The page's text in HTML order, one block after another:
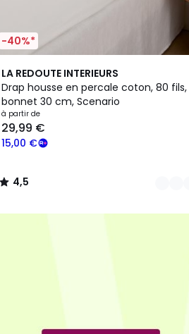
-40%*
LA REDOUTE INTERIEURS
Drap housse en percale coton, 80 fils,
bonnet 30 cm, Scenario
à partir de
15,00 €
29,99 €
4,5
/ 5
19
Couleurs
4,5
/